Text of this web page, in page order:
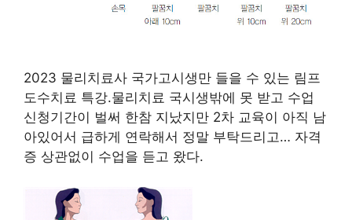
2023 물리치료사 국가고시생만 들을 수 있는 림프
도수치료 특강.물리치료 국시생밖에 못 받고 수업
신청기간이 벌써 한참 지났지만 2차 교육이 아직 남
아있어서 급하게 연락해서 정말 부탁드리고… 자격
증 상관없이 수업을 듣고 왔다.